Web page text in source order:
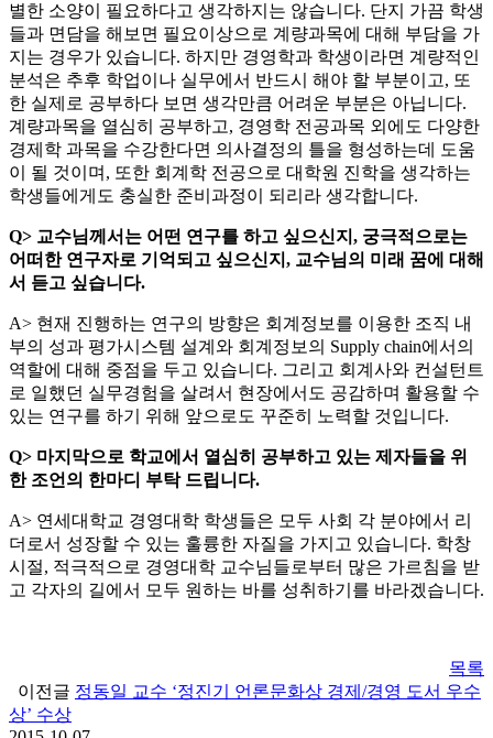
별한 소양이 필요하다고 생각하지는 않습니다. 단지 가끔 학생
들과 면담을 해보면 필요이상으로 계량과목에 대해 부담을 가
지는 경우가 있습니다. 하지만 경영학과 학생이라면 계량적인
분석은 추후 학업이나 실무에서 반드시 해야 할 부분이고, 또
한 실제로 공부하다 보면 생각만큼 어려운 부분은 아닙니다.
계량과목을 열심히 공부하고, 경영학 전공과목 외에도 다양한
경제학 과목을 수강한다면 의사결정의 틀을 형성하는데 도움
이 될 것이며, 또한 회계학 전공으로 대학원 진학을 생각하는
학생들에게도 충실한 준비과정이 되리라 생각합니다.
Q> 교수님께서는 어떤 연구를 하고 싶으신지, 궁극적으로는
어떠한 연구자로 기억되고 싶으신지, 교수님의 미래 꿈에 대해
서 듣고 싶습니다.
A> 현재 진행하는 연구의 방향은 회계정보를 이용한 조직 내
부의 성과 평가시스템 설계와 회계정보의 Supply chain에서의
역할에 대해 중점을 두고 있습니다. 그리고 회계사와 컨설턴트
로 일했던 실무경험을 살려서 현장에서도 공감하며 활용할 수
있는 연구를 하기 위해 앞으로도 꾸준히 노력할 것입니다.
Q> 마지막으로 학교에서 열심히 공부하고 있는 제자들을 위
한 조언의 한마디 부탁 드립니다.
A> 연세대학교 경영대학 학생들은 모두 사회 각 분야에서 리
더로서 성장할 수 있는 훌륭한 자질을 가지고 있습니다. 학창
시절, 적극적으로 경영대학 교수님들로부터 많은 가르침을 받
고 각자의 길에서 모두 원하는 바를 성취하기를 바라겠습니다.
목록
이전글 정동일 교수 ‘정진기 언론문화상 경제/경영 도서 우수
상’ 수상